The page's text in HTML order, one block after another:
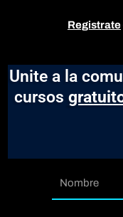
Registrate
Unite a la
cursos